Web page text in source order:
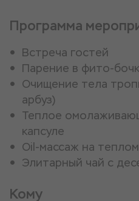
Программа
Встреча гостей
Парение в фито-
Очищение тела
арбуз)
Теплое
капсуле
Oil-массаж на
Элитарный чай с
Кому